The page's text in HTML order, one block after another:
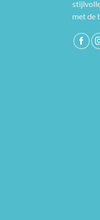
met de